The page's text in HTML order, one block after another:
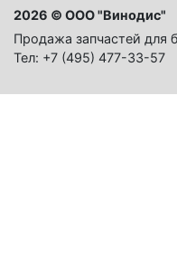
2026 © ООО "Винодис"
Продажа запчастей для
Тел: +7 (495) 477-33-57